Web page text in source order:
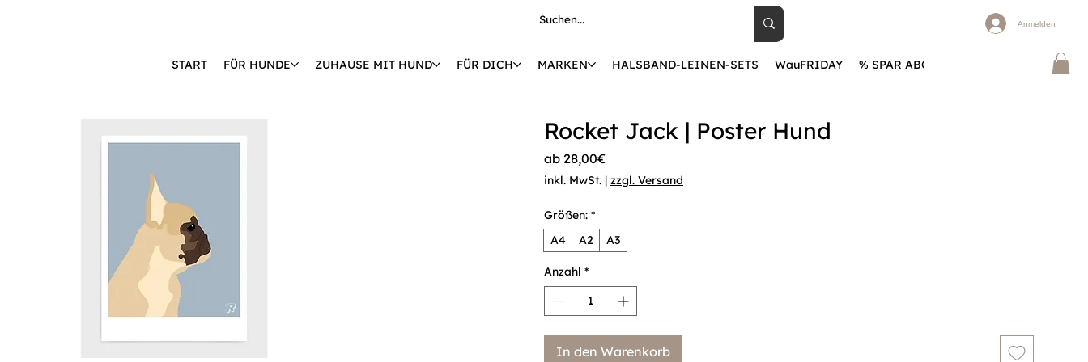
Anmelden
START FÜR HUNDE ZUHAUSE MIT HUND FÜR DICH MARKEN HALSBAND-LEINEN-SETS WauFRIDAY % SPAR ABOS Warum
Rocket Jack | Poster Hund
ab 28,00€Sale-
Preis
inkl. MwSt. | zzgl. Versand
Größen: *
A4
A2 A3
Anzahl *
In den Warenkorb